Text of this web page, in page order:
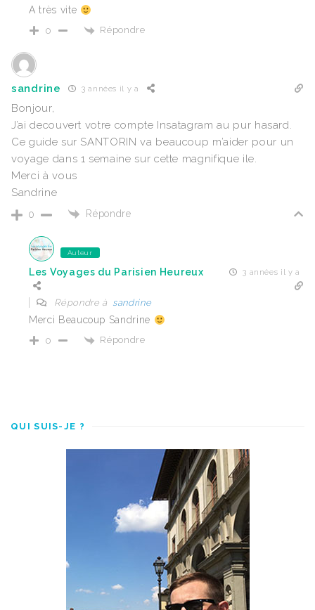
A très vite
0 Répondre
sandrine 3 années il y a
Bonjour,
J’ai decouvert votre compte Insatagram au pur hasard.
Ce guide sur SANTORIN va beaucoup m’aider pour un
voyage dans 1 semaine sur cette magnifique ile.
Merci à vous
Sandrine
0 Répondre
Auteur
Les Voyages du Parisien Heureux 3 années il y a
Répondre à sandrine
Merci Beaucoup Sandrine
0 Répondre
QUI SUIS-JE ?